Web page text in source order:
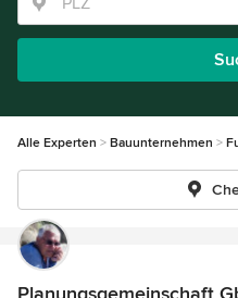
Alle Experten Bauunternehmen